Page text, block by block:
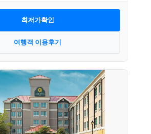
최저가확인
여행객 이용후기